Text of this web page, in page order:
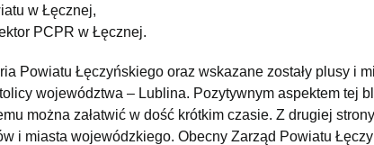
w Łęcznej,
PCPR w Łęcznej.
Powiatu Łęczyńskiego oraz wskazane zostały plusy i
województwa – Lublina. Pozytywnym aspektem tej
można załatwić w dość krótkim czasie. Z drugiej
i miasta wojewódzkiego. Obecny Zarząd Powiatu